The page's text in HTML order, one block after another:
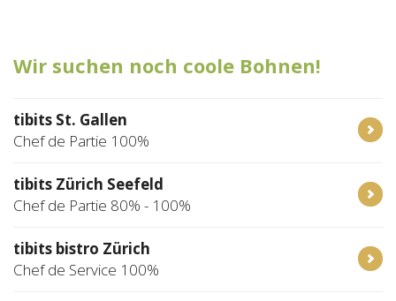
Login
Wir suchen noch coole Bohnen!
tibits St. Gallen
Chef de Partie 100%
tibits Zürich Seefeld
Chef de Partie 80% - 100%
tibits bistro Zürich
Chef de Service 100%